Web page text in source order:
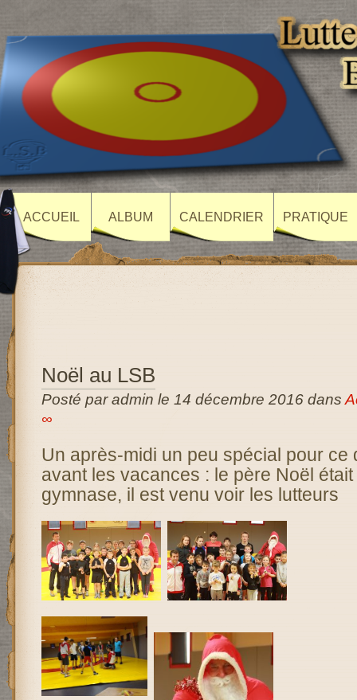
ACCUEIL ALBUM CALENDRIER PRATIQUE
Noël au LSB
Posté par admin le 14 décembre 2016 dans
∞
Un après-midi un peu spécial pour ce
avant les vacances : le père Noël
gymnase, il est venu voir les lutteurs